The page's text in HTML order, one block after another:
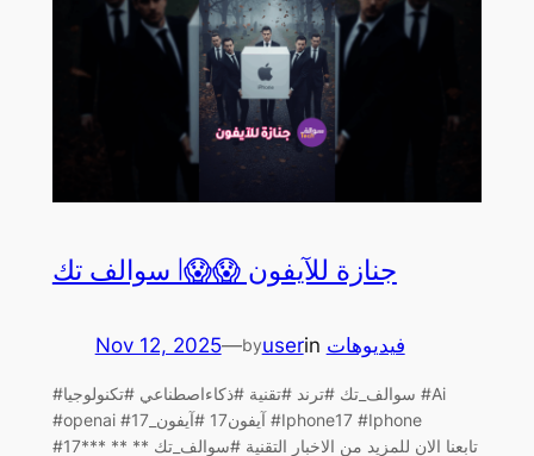
جنازة للآيفون 😱😱| سوالف تك
Nov 12, 2025—byuserin فيديوهات
#سوالف_تك #ترند #تقنية #ذكاءاصطناعي #تكنولوجيا #Ai
#openai #آيفون17 #آيفون_17 #Iphone17 #Iphone
#17تابعنا الان للمزيد من الاخبار التقنية #سوالف_تك ** ** ***